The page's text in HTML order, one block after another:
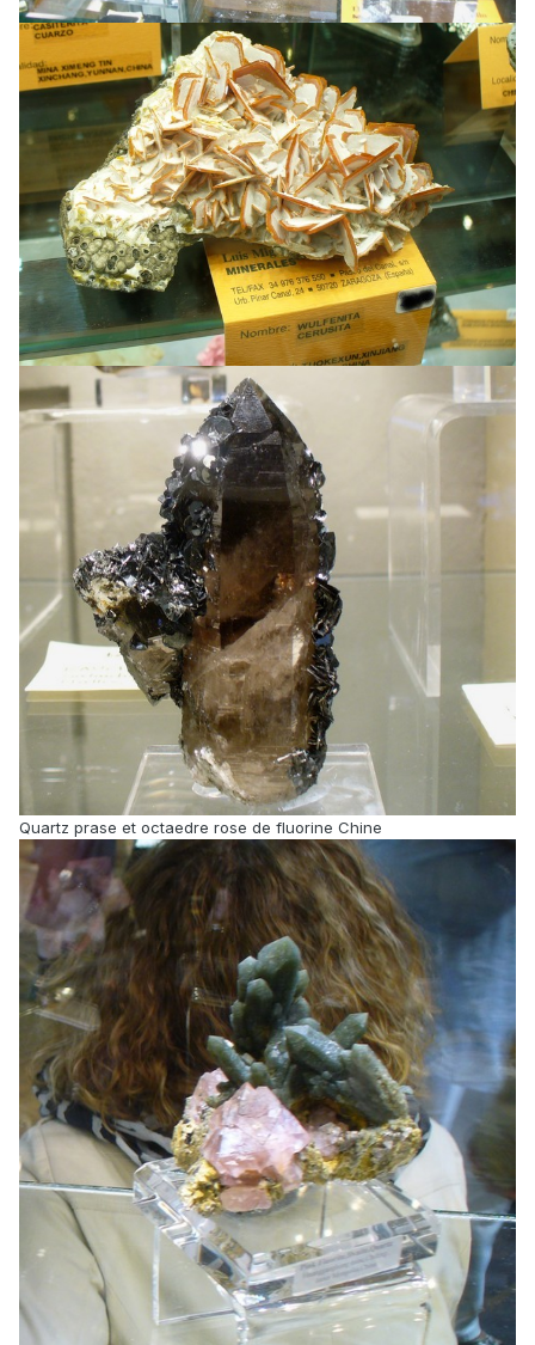
Quartz prase et octaedre rose de fluorine Chine